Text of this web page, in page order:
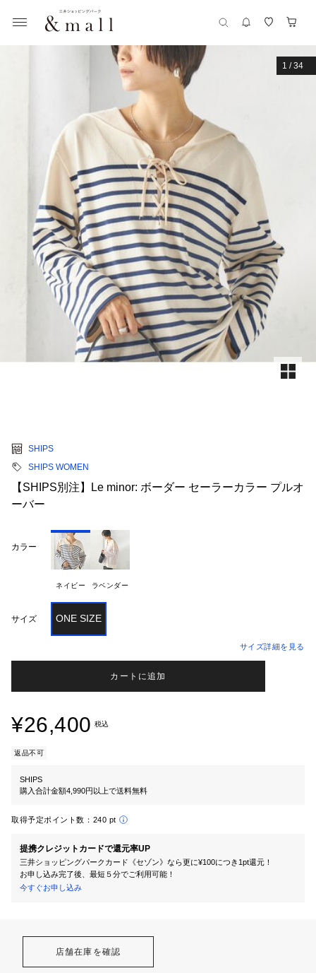
1 /34
SHIPS
SHIPS WOMEN
【SHIPS別注】Le minor: ボーダー セーラーカラー プルオ
ーバー
カラー
ネイビー ラベンダー
サイズ ONE SIZE
サイズ詳細を見る
カートに追加
¥26,400 税込
返品不可
SHIPS
購入合計金額4,990円以上で送料無料
取得予定ポイント数： 240 pt
提携クレジットカードで還元率UP
三井ショッピングパークカード《セゾン》なら更に¥100につき1pt還元！
お申し込み完了後、最短５分でご利用可能！
今すぐお申し込み
店舗在庫を確認